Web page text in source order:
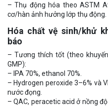
– Thụ động hóa theo ASTM
cơ/hàn ảnh hưởng lớp thụ động.
Hóa chất vệ sinh/khử
báo
– Tương thích tốt (theo
GMP):
– IPA 70%, ethanol 70%.
– Hydrogen peroxide 3–6% và
nước đọng.
– QAC, peracetic acid ở nồng